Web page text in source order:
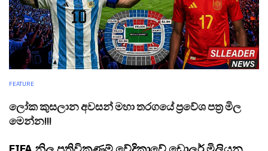
FEATURE
ලෝක කුසලාන අවසන් මහා තරගයේ ප්‍රවේශ පත්‍ර මිල
මෙන්න!!!